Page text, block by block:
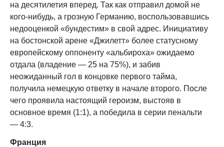
на десятилетия вперед. Так как отправил домой не
кого-нибудь, а грозную Германию, воспользовавшись
недооценкой «бундестим» в свой адрес. Инициативу
на бостонской арене «Джилетт» более статусному
европейскому оппоненту «альбироха» ожидаемо
отдала (владение — 25 на 75%), и забив
неожиданный гол в концовке первого тайма,
получила немецкую ответку в начале второго. После
чего проявила настоящий героизм, выстояв в
основное время (1:1), а победила в серии пенальти
— 4:3.
Франция